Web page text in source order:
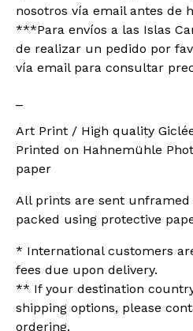
nosotros vía email antes de
***Para envíos a las Islas
de realizar un pedido por
vía email para consultar
Art Print / High quality
Printed on Hahnemühle
paper
All prints are sent
packed using protective
* International customers
fees due upon delivery.
** If your destination
shipping options, please
ordering.